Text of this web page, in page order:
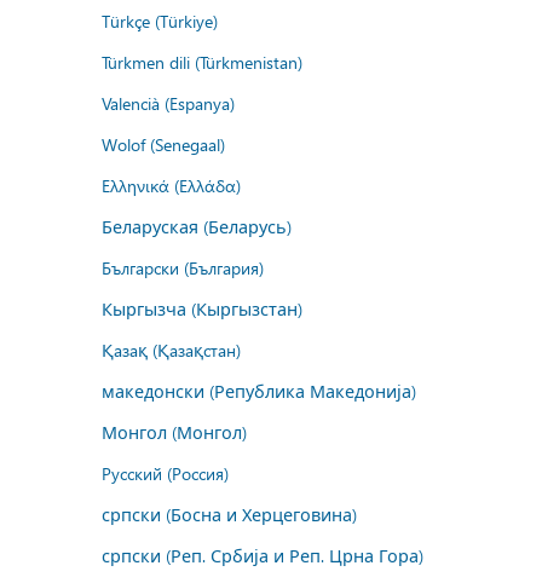
Türkçe (Türkiye)
Türkmen dili (Türkmenistan)
Valencià (Espanya)
Wolof (Senegaal)
Ελληνικά (Ελλάδα)
Беларуская (Беларусь)
Български (България)
Кыргызча (Кыргызстан)
Қазақ (Қазақстан)
македонски (Република Македонија)
Монгол (Монгол)
Русский (Россия)
српски (Босна и Херцеговина)
српски (Реп. Србија и Реп. Црна Гора)